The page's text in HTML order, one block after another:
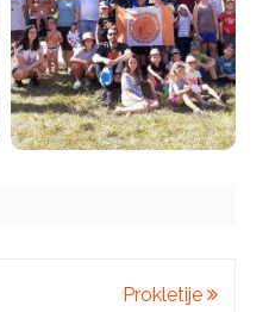
Prokletije